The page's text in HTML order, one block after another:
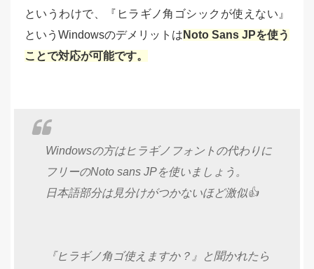
というわけで、『ヒラギノ角ゴシックが使えない』
というWindowsのデメリットは Noto Sans JPを使う
ことで対応が可能です。
Windowsの方はヒラギノフォントの代わりに
フリーのNoto sans JPを使いましょう。
日本語部分は見分けがつかないほど激似👍
『ヒラギノ角ゴ使えますか？』と聞かれたら